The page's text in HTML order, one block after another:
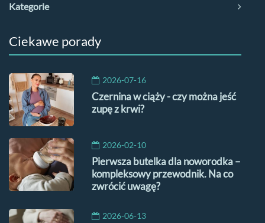
Kategorie
Ciekawe porady
2026-07-16
Czernina w ciąży - czy można jeść
zupę z krwi?
2026-02-10
Pierwsza butelka dla noworodka –
kompleksowy przewodnik. Na co
zwrócić uwagę?
2026-06-13